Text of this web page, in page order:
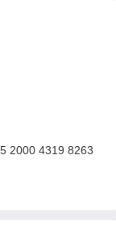
2000 4319 8263